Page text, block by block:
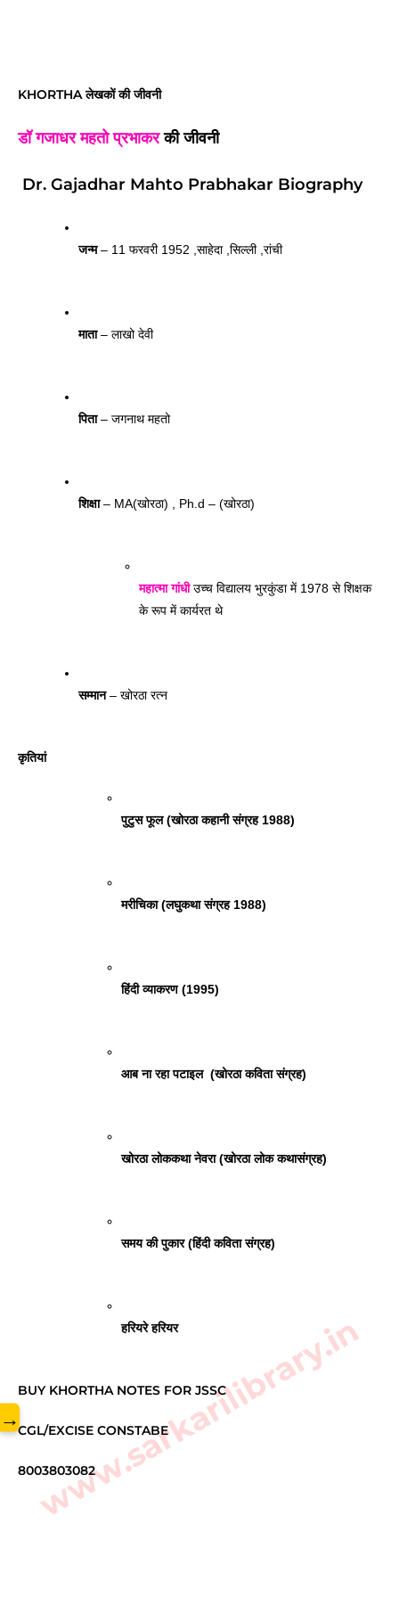
KHORTHA लेखकों की जीवनी
डॉ गजाधर महतो प्रभाकर की जीवनी
Dr. Gajadhar Mahto Prabhakar Biography
जन्म – 11 फरवरी 1952 ,साहेदा ,सिल्ली ,रांची
माता – लाखो देवी
पिता – जगनाथ महतो
शिक्षा – MA(खोरठा) , Ph.d – (खोरठा)
महात्मा गांधी उच्च विद्यालय भुरकुंडा में 1978 से शिक्षक
के रूप में कार्यरत थे
सम्मान – खोरठा रत्न
कृतियां
पुटुस फूल (खोरठा कहानी संग्रह 1988)
मरीचिका (लघुकथा संग्रह 1988)
हिंदी व्याकरण (1995)
आब ना रहा पटाइल  (खोरठा कविता संग्रह)
खोरठा लोककथा नेवरा (खोरठा लोक कथासंग्रह)
समय की पुकार (हिंदी कविता संग्रह)
हरियरे हरियर
BUY KHORTHA NOTES FOR JSSC
CGL/EXCISE CONSTABE
8003803082
www.sarkarilibrary.in
→